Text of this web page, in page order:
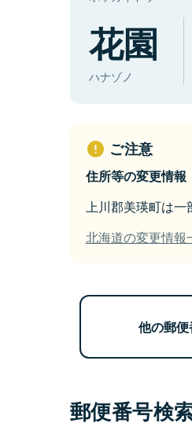
花園
ハナゾノ
ご注意
住所等の変更情報
上川郡美瑛町は一
北海道の変更情報
他の郵
郵便番号検